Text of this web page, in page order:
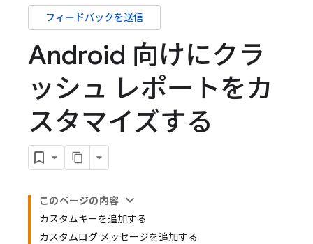
フィードバックを送信
Android 向けにクラ
ッシュ レポートをカ
スタマイズする
このページの内容
カスタムキーを追加する
カスタムログ メッセージを追加する